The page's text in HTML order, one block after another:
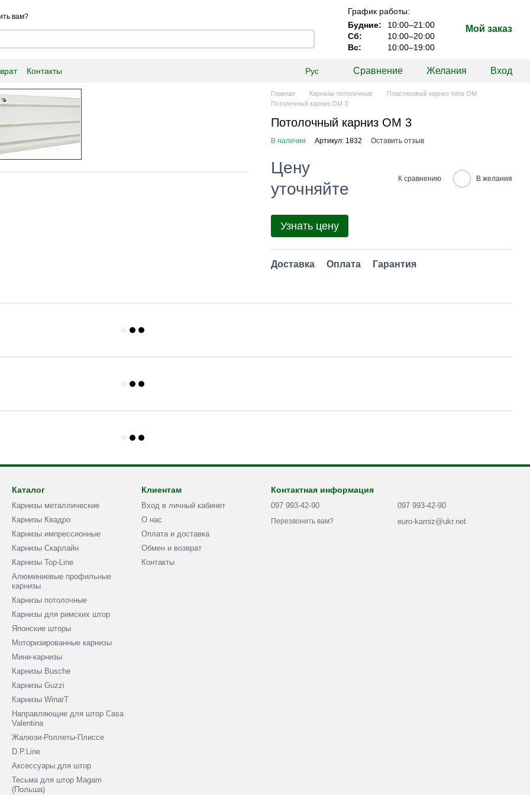
вам?
График работы:
Будние:
10:00–21:00
Сб:
10:00–20:00
Вс:
10:00–19:00
Мой заказ
Контакты Рус Сравнение Желания Вход
Главная Карнизы потолочные
Пластиковый карниз типа ОМ
Потолочный карниз ОМ 3
Потолочный карниз ОМ 3
В наличии Артикул: 1832 Оставить отзыв
Цену
уточняйте
К сравнению В желания
Узнать цену
Доставка Оплата Гарантия
Каталог
Карнизы металлические
Карнизы Квадро
Карнизы импрессионные
Карнизы Скарлайн
Карнизы Top-Line
Алюминиевые профильные
карнизы
Карнизы потолочные
Карнизы для римских штор
Японские шторы
Моторизированные карнизы
Мини-карнизы
Карнизы Busche
Карнизы Guzzi
Карнизы WinarT
Направляющие для штор Casa
Valentina
Жалюзи-Роллеты-Плиссе
D.P.Line
Аксессуары для штор
Тесьма для штор Magam
(Польша)
Клиентам
Вход в личный кабинет
О нас
Оплата и доставка
Обмен и возврат
Контакты
Контактная информация
097 993-42-90
Перезвонить вам?
097 993-42-90
euro-karniz@ukr.net